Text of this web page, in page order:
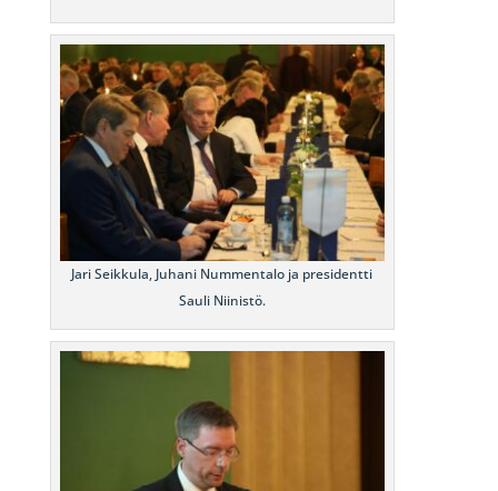
Jari Seikkula, Juhani Nummentalo ja presidentti
Sauli Niinistö.